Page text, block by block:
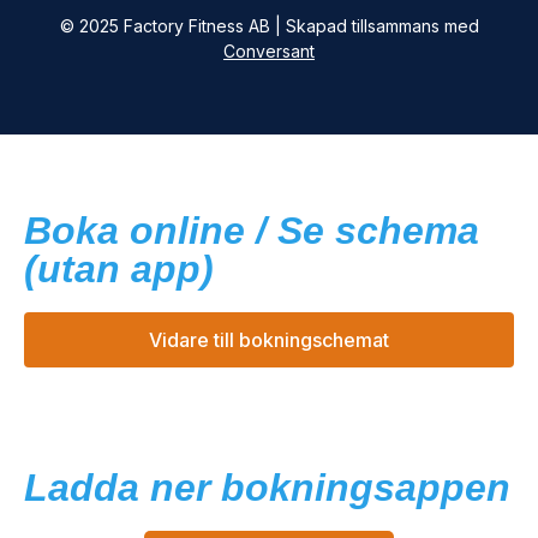
© 2025 Factory Fitness AB | Skapad tillsammans med
Conversant
Boka online / Se schema
(utan app)
Vidare till bokningschemat
Ladda ner bokningsappen